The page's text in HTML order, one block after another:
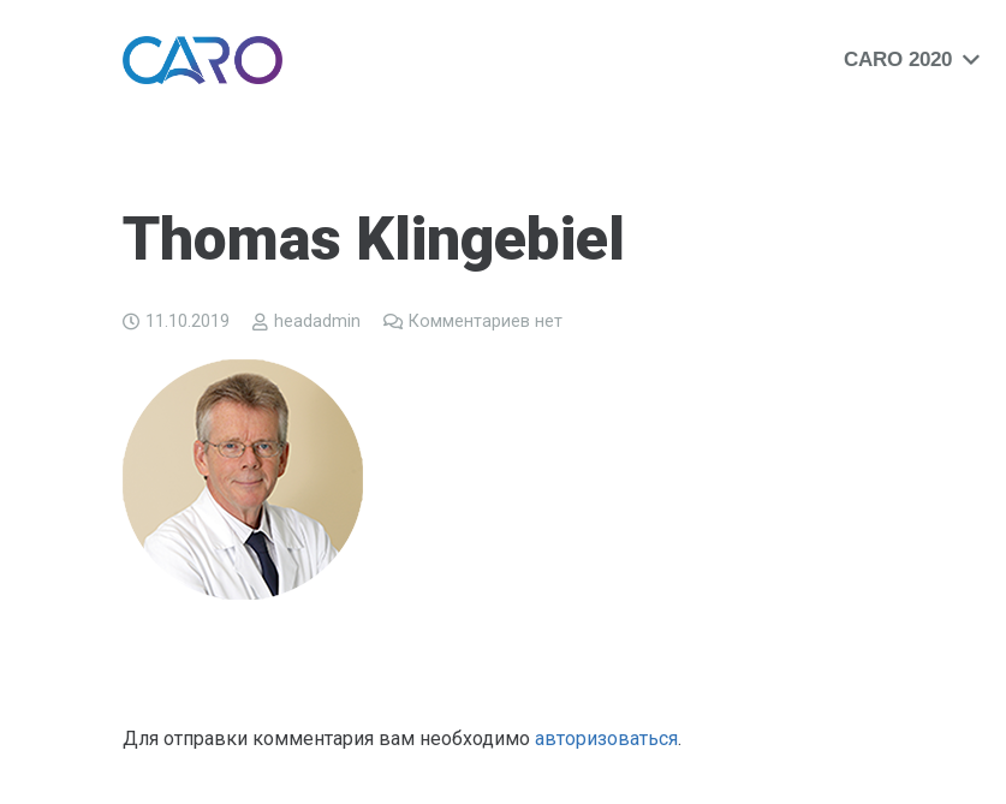
CARO 2020
Thomas Klingebiel
11.10.2019 headadmin Комментариев нет
Для отправки комментария вам необходимо авторизоваться.